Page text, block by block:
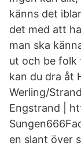
känns det
det med att
man ska
ut och be folk
kan du dra åt
Werling/
Engstrand |
en slant över